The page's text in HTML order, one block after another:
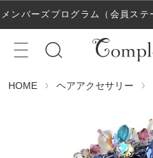
メンバーズプログラム（会員ス
HOME ヘアアクセサリー